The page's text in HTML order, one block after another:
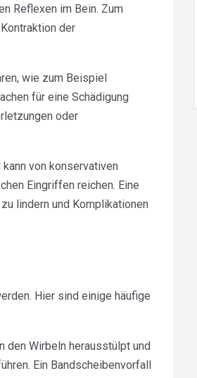
Reflexen im Bein. Zum
der
wie zum Beispiel
für eine Schädigung
oder
von konservativen
Eingriffen reichen. Eine
lindern und Komplikationen
Hier sind einige häufige
den Wirbeln herausstülpt und
Ein Bandscheibenvorfall